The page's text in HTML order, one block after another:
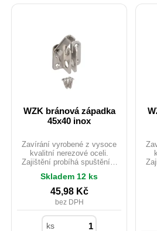
WZK bránová západka
45x40 inox
Zavírání vyrobené z vysoce
kvalitní nerezové oceli.
Zajištění probíhá spuštěním
jazýčku, což zabraňuje
samovolnému otevření branky
nebo dvířek. Obsahuje otvory
umožňující dodatečné
upevnění visacího zámku.
Skladem 12 ks
45,98 Kč
bez DPH
ks